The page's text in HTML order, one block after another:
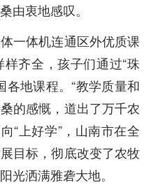
由衷地感叹。
一体机连通区外优质课
齐全，孩子们通过“珠
各地课程。“教学质量和
的感慨，道出了万千农
“上好学”，山南市在全
目标，彻底改变了农牧
光洒满雅砻大地。